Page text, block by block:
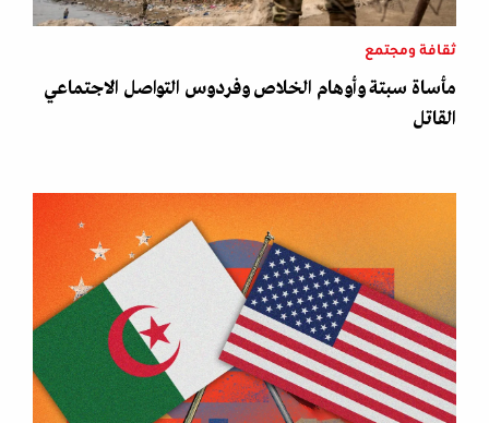
ثقافة ومجتمع
مأساة سبتة وأوهام الخلاص وفردوس التواصل الاجتماعي
القاتل